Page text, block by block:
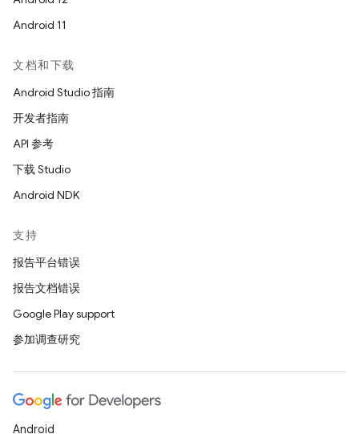
Android 11
文档和下载
Android Studio 指南
开发者指南
API 参考
下载 Studio
Android NDK
支持
报告平台错误
报告文档错误
Google Play support
参加调查研究
Android